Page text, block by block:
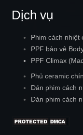
Dịch vụ
Phim cách nhiệt
PPF bảo vệ
PPF Climax
Phủ ceramic
Dán phim cách
Dán phim cách